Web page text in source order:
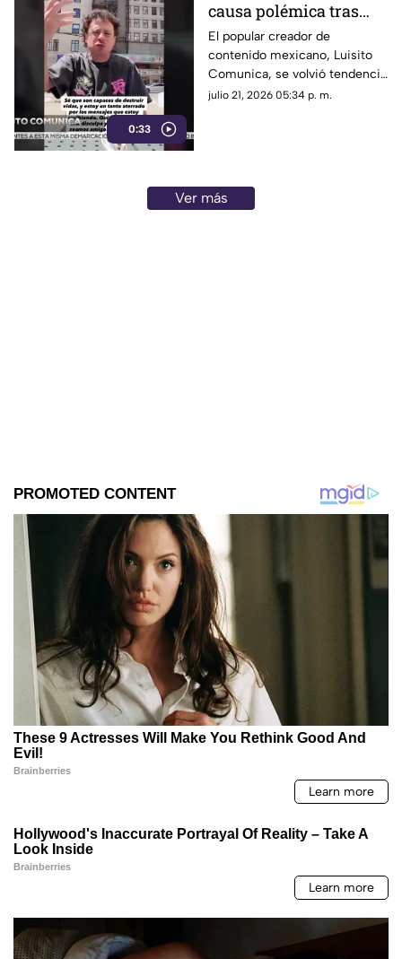
0:33
causa polémica tras
admitir su temor hacia
las fans de BTS
El popular creador de
contenido mexicano, Luisito
Comunica, se volvió tendencia
en redes sociales luego de
como ARMY.
julio 21, 2026 05:34 p. m.
Ver más